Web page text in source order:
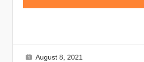
August 8, 2021